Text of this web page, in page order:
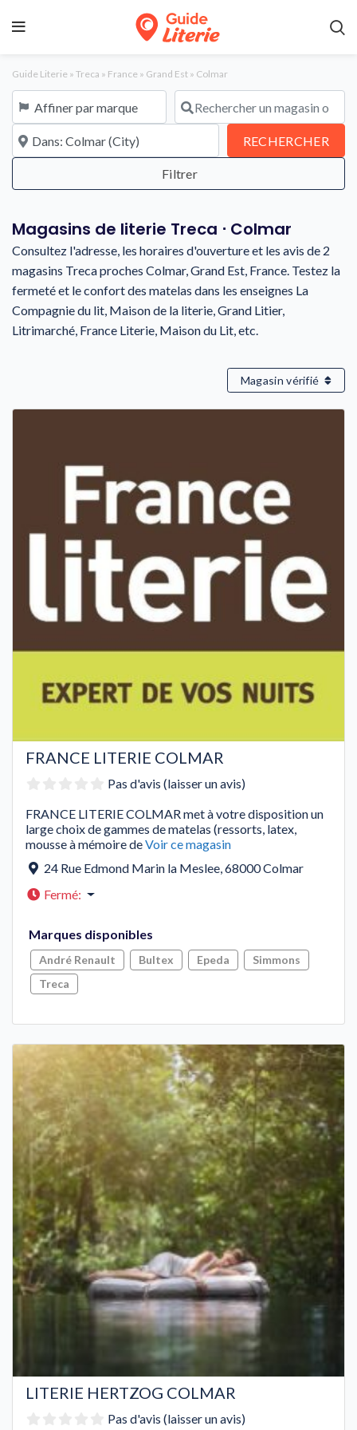
Guide Literie » Treca » France » Grand Est » Colmar
Affiner par marque Rechercher un magasin ou une
À proximité de RECHERCHER
Magasins de literie Treca ⋅ Colmar
Consultez l'adresse, les horaires d'ouverture et les avis de 2
magasins Treca proches Colmar, Grand Est, France. Testez la
fermeté et le confort des matelas dans les enseignes La
Compagnie du lit, Maison de la literie, Grand Litier,
Litrimarché, France Literie, Maison du Lit, etc.
Magasin vérifié
FRANCE LITERIE COLMAR
Pas d'avis (laisser un avis)
FRANCE LITERIE COLMAR met à votre disposition un
large choix de gammes de matelas (ressorts, latex,
mousse à mémoire deVoir ce magasin
24 Rue Edmond Marin la Meslee,68000Colmar
Fermé:
Marques disponibles
André Renault Bultex Epeda
Simmons
Treca
LITERIE HERTZOG COLMAR
Pas d'avis (laisser un avis)